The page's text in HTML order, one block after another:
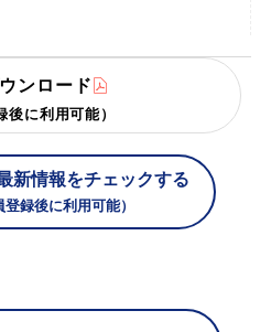
ンロード
後に利用可能）
新情報をチェックする
登録後に利用可能）